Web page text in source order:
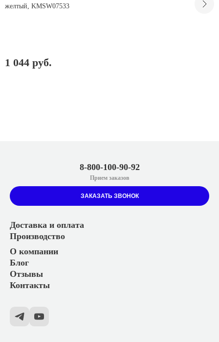
желтый, KMSW07533
1 044 руб.
Доставка и оплата
Производство
О компании
Блог
Отзывы
Контакты
8-800-100-90-92
Прием заказов
ЗАКАЗАТЬ ЗВОНОК